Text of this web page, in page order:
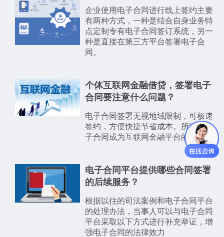
企业使用电子合同进行线上签约主要
有两种方式，一种是结合自身业务特
点定制专有电子合同签订系统，另一
种是直接在第三方平台签署电子合
同。
个体互联网金融借贷，签署电子
合同要注意什么问题？
电子合同签署无视地域限制，可极速
签约，方便快捷节省成本。所以，电
子合同成为互联网金融平台的刚需。
电子合同平台提供哪些合同签署
的后续服务？
根据以往的司法案例和电子合同平台
的处理办法，当事人可以与电子合同
平台采取以下方式进行补充举证，增
强电子合同的法律效力